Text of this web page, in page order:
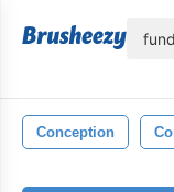
Conception